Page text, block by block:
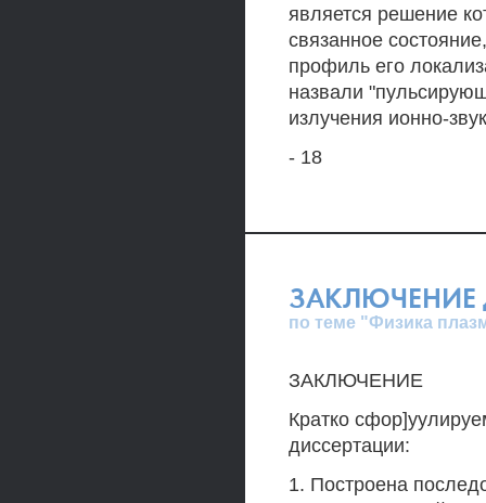
является решение
связанное
профиль его
назвали
излучения ионно-
- 18
ЗАКЛЮЧЕНИЕ
по теме "Физика
ЗАКЛЮЧЕНИЕ
Кратко
диссертации:
1. Построена